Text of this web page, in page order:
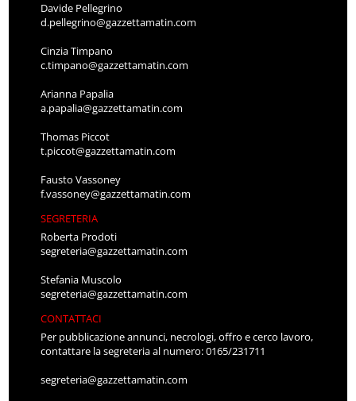
Davide Pellegrino
d.pellegrino@gazzettamatin.com
Cinzia Timpano
c.timpano@gazzettamatin.com
Arianna Papalia
a.papalia@gazzettamatin.com
Thomas Piccot
t.piccot@gazzettamatin.com
Fausto Vassoney
f.vassoney@gazzettamatin.com
SEGRETERIA
Roberta Prodoti
segreteria@gazzettamatin.com
Stefania Muscolo
segreteria@gazzettamatin.com
CONTATTACI
Per pubblicazione annunci, necrologi, offro e cerco lavoro,
contattare la segreteria al numero: 0165/231711
segreteria@gazzettamatin.com